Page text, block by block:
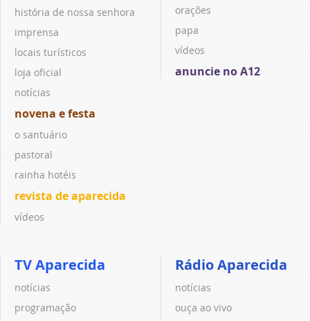
história de nossa senhora
imprensa
locais turísticos
loja oficial
notícias
novena e festa
o santuário
pastoral
rainha hotéis
revista de aparecida
vídeos
orações
papa
vídeos
anuncie no A12
TV Aparecida
notícias
programação
Rádio Aparecida
notícias
ouça ao vivo